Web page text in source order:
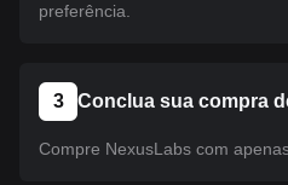
preferência.
3 Conclua sua compra
Compre NexusLabs com apenas